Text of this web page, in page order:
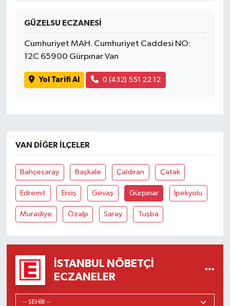
GÜZELSU ECZANESİ
Cumhuriyet MAH. Cumhuriyet Caddesi NO:
12C 65900 Gürpınar Van
Yol Tarifi Al 0 (432) 551 22 12
VAN DIĞER İLÇELER
Bahçesaray Başkale Çaldıran Çatak
Edremit Erciş Gevaş Gürpınar İpekyolu
Muradiye Özalp Saray Tuşba
İSTANBUL NÖBETÇI
ECZANELER